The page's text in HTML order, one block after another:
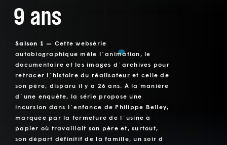
9 ans
Saison 1 — Cette websérie
autobiographique mêle l´animation, le
documentaire et les images d´archives pour
retracer l´histoire du réalisateur et celle de
son père, disparu il y a 26 ans. À la manière
d´une enquête, la série propose une
incursion dans l´enfance de Philippe Belley,
marquée par la fermeture de l´usine à
papier où travaillait son père et, surtout,
son départ définitif de la famille, un soir d